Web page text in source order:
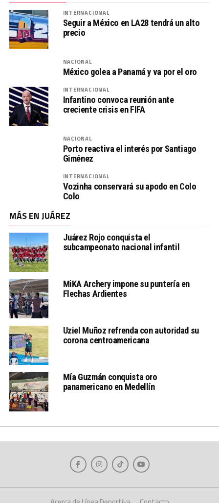
INTERNACIONAL
Seguir a México en LA28 tendrá un alto
precio
NACIONAL
México golea a Panamá y va por el oro
INTERNACIONAL
Infantino convoca reunión ante
creciente crisis en FIFA
NACIONAL
Porto reactiva el interés por Santiago
Giménez
INTERNACIONAL
Vozinha conservará su apodo en Colo
Colo
MÁS EN JUÁREZ
Juárez Rojo conquista el
subcampeonato nacional infantil
MiKA Archery impone su puntería en
Flechas Ardientes
Uziel Muñoz refrenda con autoridad su
corona centroamericana
Mía Guzmán conquista oro
panamericano en Medellín